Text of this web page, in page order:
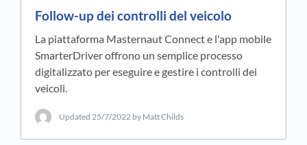
Follow-up dei controlli del veicolo
La piattaforma Masternaut Connect e l'app mobile
SmarterDriver offrono un semplice processo
digitalizzato per eseguire e gestire i controlli dei
veicoli.
Updated 25/7/2022 by Matt Childs